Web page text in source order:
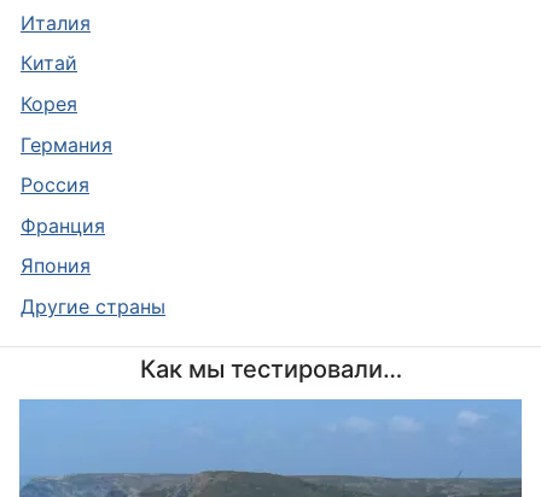
Италия
Китай
Корея
Германия
Россия
Франция
Япония
Другие страны
Как мы тестировали…